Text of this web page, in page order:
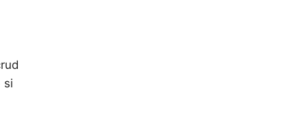
si